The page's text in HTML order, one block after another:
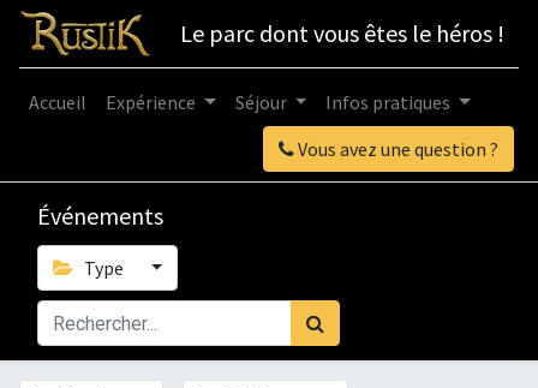
Le parc dont vous êtes le héros !
Vous avez une question ?
Accueil Expérience Séjour Infos pratiques
Événements
Type